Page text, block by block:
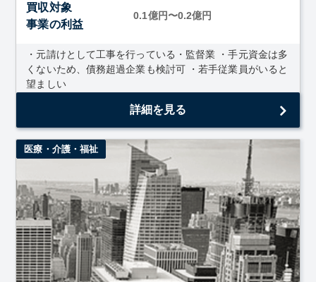
買収対象
事業の利益
0.1億円〜0.2億円
・元請けとして工事を行っている・監督業 ・手元資金は多
くないため、債務超過企業も検討可 ・若手従業員がいると
望ましい
詳細を見る
医療・介護・福祉